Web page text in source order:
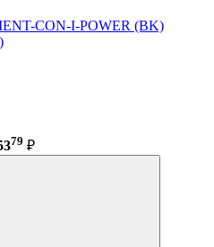
CON-I-POWER (BK)
79 ₽